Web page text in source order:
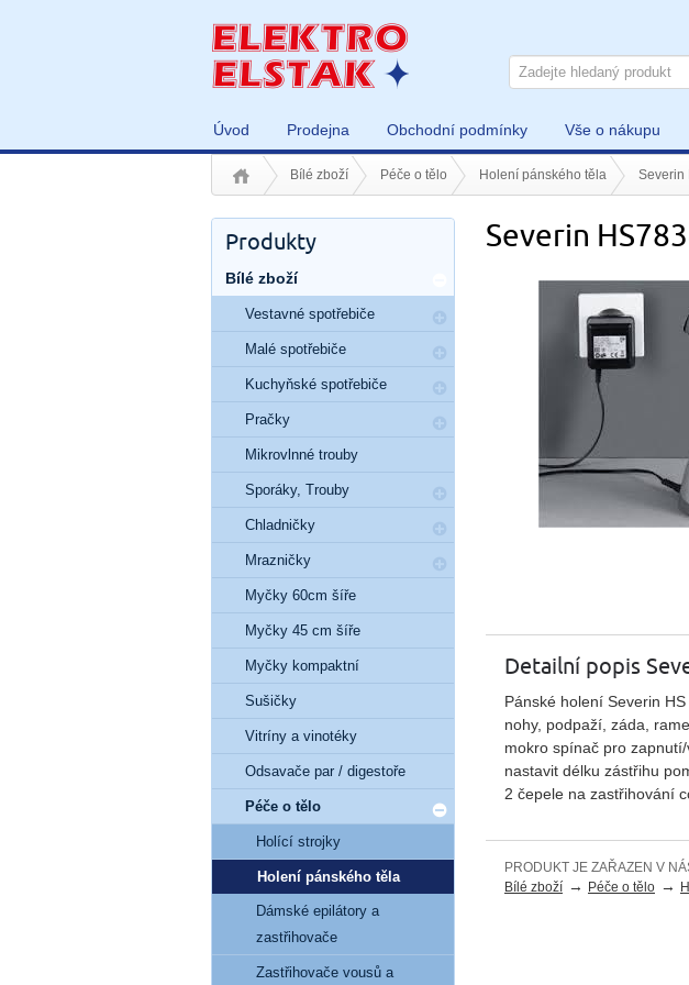
Úvod Prodejna Obchodní podmínky Vše o nákupu
Bílé zboží Péče o tělo Holení pánského těla Severin
Severin
Detailní popis
Pánské holení Severin
nohy, podpaží, záda,
mokro spínač pro
nastavit délku zástřihu
2 čepele na zastřihování
PRODUKT JE ZAŘAZEN V
Bílé zboží → Péče o tělo →
Produkty
Bílé zboží
Vestavné spotřebiče
Malé spotřebiče
Kuchyňské spotřebiče
Pračky
Mikrovlnné trouby
Sporáky, Trouby
Chladničky
Mrazničky
Myčky 60cm šíře
Myčky 45 cm šíře
Myčky kompaktní
Sušičky
Vitríny a vinotéky
Odsavače par / digestoře
Péče o tělo
Holící strojky
Holení pánského těla
Dámské epilátory a
zastřihovače
Zastřihovače vousů a